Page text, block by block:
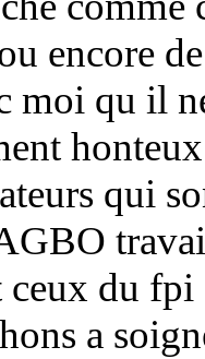
encore
moi qu il
qui
ceux du
a